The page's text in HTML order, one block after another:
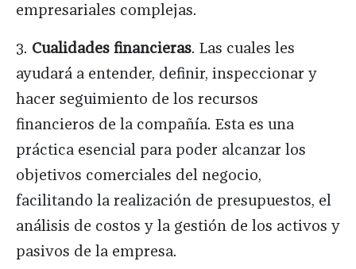
empresariales complejas.
3. Cualidades financieras. Las cuales les
ayudará a entender, definir, inspeccionar y
hacer seguimiento de los recursos
financieros de la compañía. Esta es una
práctica esencial para poder alcanzar los
objetivos comerciales del negocio,
facilitando la realización de presupuestos, el
análisis de costos y la gestión de los activos y
pasivos de la empresa.